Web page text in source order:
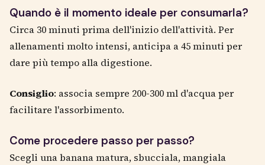
Quando è il momento ideale per consumarla?
Circa 30 minuti prima dell'inizio dell'attività. Per
allenamenti molto intensi, anticipa a 45 minuti per
dare più tempo alla digestione.
Consiglio: associa sempre 200-300 ml d'acqua per
facilitare l'assorbimento.
Come procedere passo per passo?
Scegli una banana matura, sbucciala, mangiala